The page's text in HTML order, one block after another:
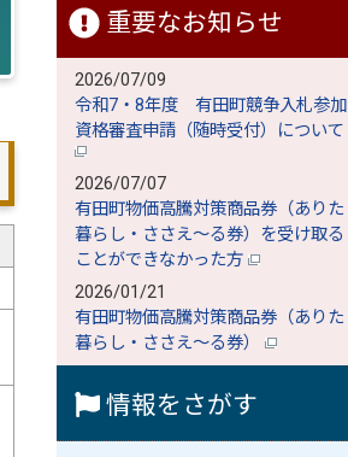
重要なお知らせ
2026/07/09
令和7・8年度 有田町競争入札参加
資格審査申請（随時受付）について
2026/07/07
有田町物価高騰対策商品券（ありた
暮らし・ささえ～る券）を受け取る
ことができなかった方
2026/01/21
有田町物価高騰対策商品券（ありた
暮らし・ささえ～る券）
情報をさがす